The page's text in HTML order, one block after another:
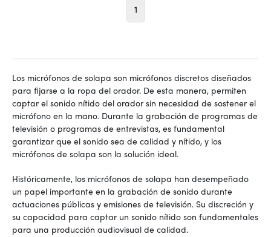
1
Los micrófonos de solapa son micrófonos discretos diseñados
para fijarse a la ropa del orador. De esta manera, permiten
captar el sonido nítido del orador sin necesidad de sostener el
micrófono en la mano. Durante la grabación de programas de
televisión o programas de entrevistas, es fundamental
garantizar que el sonido sea de calidad y nítido, y los
micrófonos de solapa son la solución ideal.
Históricamente, los micrófonos de solapa han desempeñado
un papel importante en la grabación de sonido durante
actuaciones públicas y emisiones de televisión. Su discreción y
su capacidad para captar un sonido nítido son fundamentales
para una producción audiovisual de calidad.